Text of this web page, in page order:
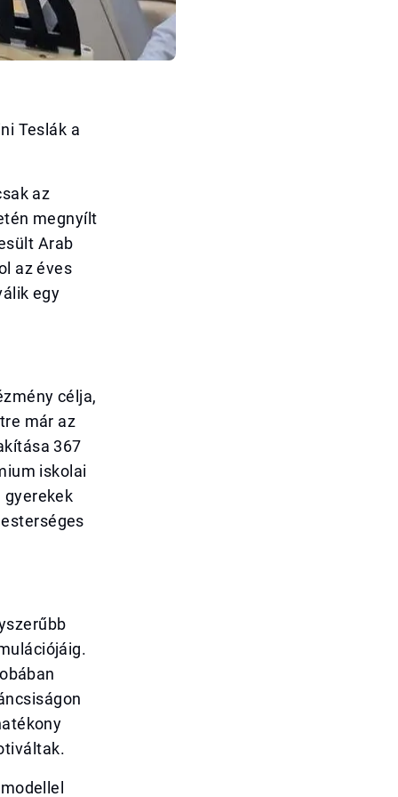
Teslák a
az
megnyílt
Arab
az éves
egy
célja,
már az
367
iskolai
gyerekek